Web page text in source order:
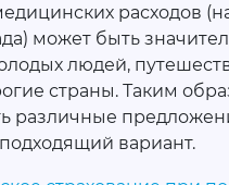
расходов
может быть
людей,
страны. Таким
различные
вариант.